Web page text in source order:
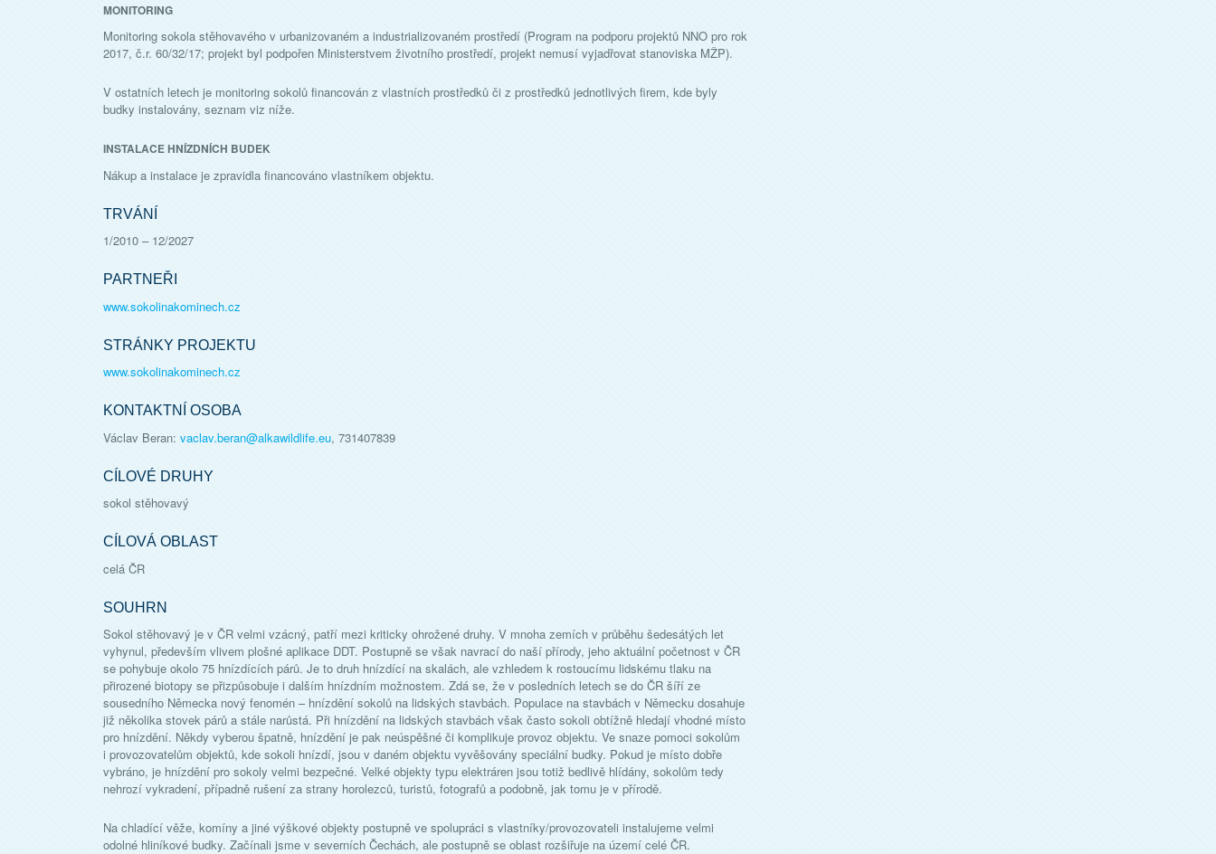
MONITORING
Monitoring sokola stěhovavého v urbanizovaném a industrializovaném prostředí (Program na podporu projektů NNO pro rok
2017, č.r. 60/32/17; projekt byl podpořen Ministerstvem životního prostředí, projekt nemusí vyjadřovat stanoviska MŽP).
V ostatních letech je monitoring sokolů financován z vlastních prostředků či z prostředků jednotlivých firem, kde byly
budky instalovány, seznam viz níže.
INSTALACE HNÍZDNÍCH BUDEK
Nákup a instalace je zpravidla financováno vlastníkem objektu.
TRVÁNÍ
1/2010 – 12/2027
PARTNEŘI
www.sokolinakominech.cz
STRÁNKY PROJEKTU
www.sokolinakominech.cz
KONTAKTNÍ OSOBA
Václav Beran: vaclav.beran@alkawildlife.eu, 731407839
CÍLOVÉ DRUHY
sokol stěhovavý
CÍLOVÁ OBLAST
celá ČR
SOUHRN
Sokol stěhovavý je v ČR velmi vzácný, patří mezi kriticky ohrožené druhy. V mnoha zemích v průběhu šedesátých let
vyhynul, především vlivem plošné aplikace DDT. Postupně se však navrací do naší přírody, jeho aktuální početnost v ČR
se pohybuje okolo 75 hnízdících párů. Je to druh hnízdící na skalách, ale vzhledem k rostoucímu lidskému tlaku na
přirozené biotopy se přizpůsobuje i dalším hnízdním možnostem. Zdá se, že v posledních letech se do ČR šíří ze
sousedního Německa nový fenomén – hnízdění sokolů na lidských stavbách. Populace na stavbách v Německu dosahuje
již několika stovek párů a stále narůstá. Při hnízdění na lidských stavbách však často sokoli obtížně hledají vhodné místo
pro hnízdění. Někdy vyberou špatně, hnízdění je pak neúspěšné či komplikuje provoz objektu. Ve snaze pomoci sokolům
i provozovatelům objektů, kde sokoli hnízdí, jsou v daném objektu vyvěšovány speciální budky. Pokud je místo dobře
vybráno, je hnízdění pro sokoly velmi bezpečné. Velké objekty typu elektráren jsou totiž bedlivě hlídány, sokolům tedy
nehrozí vykradení, případně rušení za strany horolezců, turistů, fotografů a podobně, jak tomu je v přírodě.
Na chladící věže, komíny a jiné výškové objekty postupně ve spolupráci s vlastníky/provozovateli instalujeme velmi
odolné hliníkové budky. Začínali jsme v severních Čechách, ale postupně se oblast rozšiřuje na území celé ČR.